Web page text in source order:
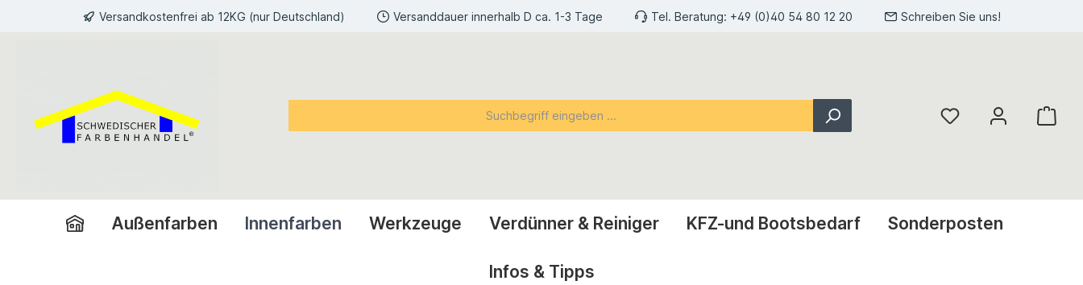
springen Versandkostenfrei ab 12KG (nur Deutschland) Versanddauer innerhalb D ca. 1-3 Tage Tel. Beratung: +49 (0)40 54 80 12 20 Schreiben Sie uns!
Außenfarben Innenfarben Werkzeuge Verdünner & Reiniger KFZ-und Bootsbedarf Sonderposten
Infos & Tipps